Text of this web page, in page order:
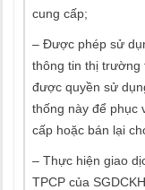
cung cấp;
– Được phép sử
thông tin thị trường
được quyền sử
thống này để phục
cấp hoặc bán lại
– Thực hiện giao
TPCP của